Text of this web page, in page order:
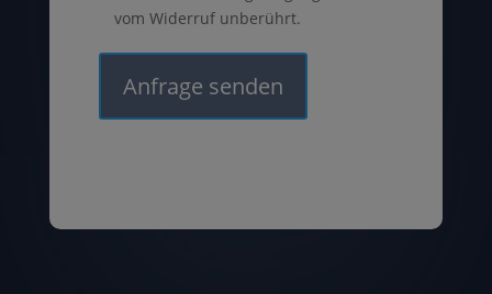
vom Widerruf unberührt.